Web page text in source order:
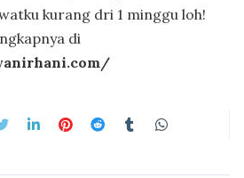
kurang dri 1 minggu loh!
di